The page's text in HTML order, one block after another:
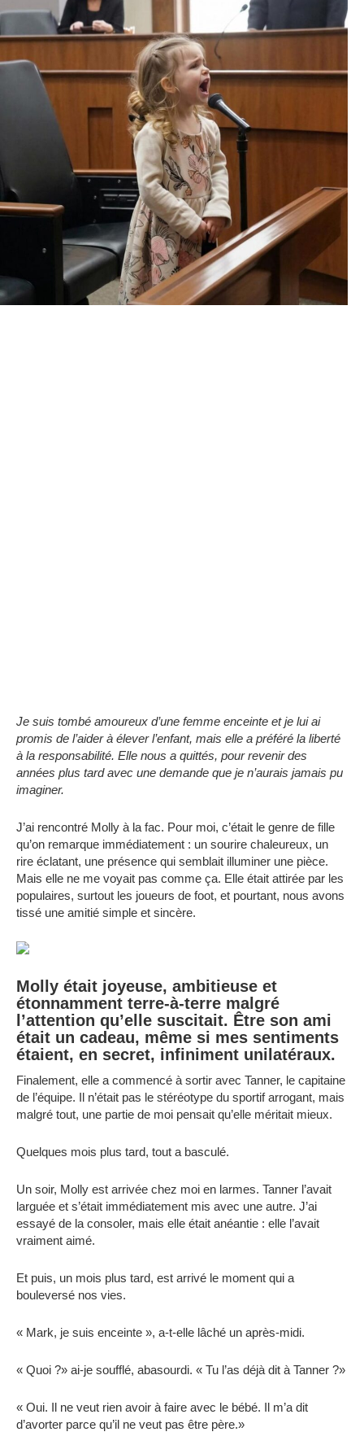
Je suis tombé amoureux d’une femme enceinte et je lui ai
promis de l’aider à élever l’enfant, mais elle a préféré la liberté
à la responsabilité. Elle nous a quittés, pour revenir des
années plus tard avec une demande que je n’aurais jamais pu
imaginer.
J’ai rencontré Molly à la fac. Pour moi, c’était le genre de fille
qu’on remarque immédiatement : un sourire chaleureux, un
rire éclatant, une présence qui semblait illuminer une pièce.
Mais elle ne me voyait pas comme ça. Elle était attirée par les
populaires, surtout les joueurs de foot, et pourtant, nous avons
tissé une amitié simple et sincère.
Molly était joyeuse, ambitieuse et
étonnamment terre-à-terre malgré
l’attention qu’elle suscitait. Être son ami
était un cadeau, même si mes sentiments
étaient, en secret, infiniment unilatéraux.
Finalement, elle a commencé à sortir avec Tanner, le capitaine
de l’équipe. Il n’était pas le stéréotype du sportif arrogant, mais
malgré tout, une partie de moi pensait qu’elle méritait mieux.
Quelques mois plus tard, tout a basculé.
Un soir, Molly est arrivée chez moi en larmes. Tanner l’avait
larguée et s’était immédiatement mis avec une autre. J’ai
essayé de la consoler, mais elle était anéantie : elle l’avait
vraiment aimé.
Et puis, un mois plus tard, est arrivé le moment qui a
bouleversé nos vies.
« Mark, je suis enceinte », a-t-elle lâché un après-midi.
« Quoi ?» ai-je soufflé, abasourdi. « Tu l’as déjà dit à Tanner ?»
« Oui. Il ne veut rien avoir à faire avec le bébé. Il m’a dit
d’avorter parce qu’il ne veut pas être père.»